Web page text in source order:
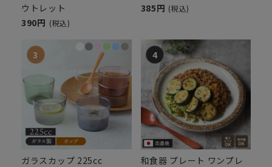
ウトレット
390円 (税込)
385円 (税込)
ガラスカップ 225cc
和食器 プレート ワンプレ